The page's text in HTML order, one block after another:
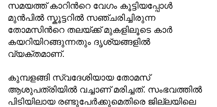
സമയത്ത് കാറിന്‍റെ വേഗം കൂട്ടിയപ്പോള്‍
മുന്‍പില്‍ സ്കൂട്ടറില്‍ സഞ്ചരിച്ചിരുന്ന
തോമസിന്‍റെ തലയ്ക്ക് മുകളിലൂടെ കാർ
കയറിയിറങ്ങുന്നതും ദൃശ്യങ്ങളില്‍
വ്യക്തമാണ്.
കുമ്പളങ്ങി സ്വദേശിയായ തോമസ്
ആശുപത്രിയില്‍ വച്ചാണ് മരിച്ചത്. സംഭവത്തില്‍
പിടിയിലായ രണ്ടുപേർക്കുമെതിരെ ജില്ലയിലെ